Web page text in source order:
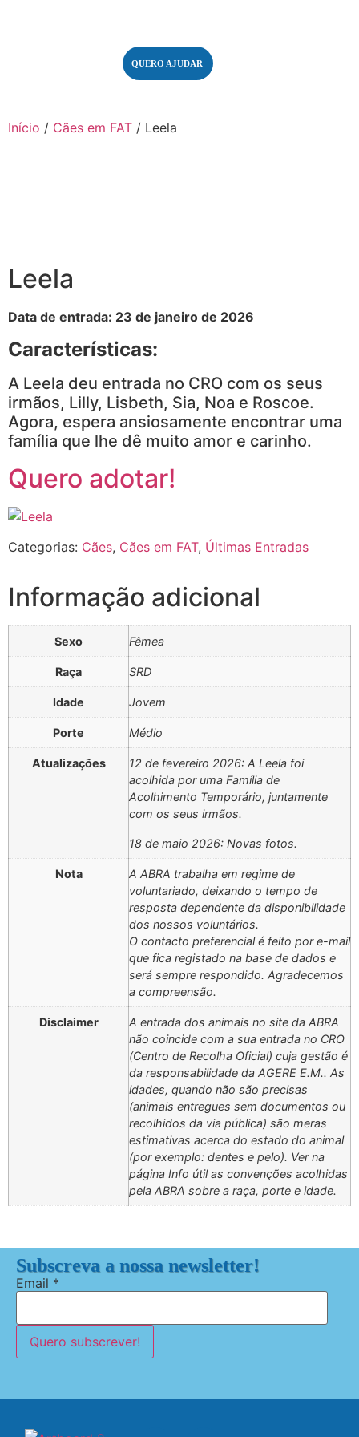
QUERO AJUDAR
Início / Cães em FAT / Leela
Leela
Data de entrada: 23 de janeiro de 2026
Características:
A Leela deu entrada no CRO com os seus
irmãos, Lilly, Lisbeth, Sia, Noa e Roscoe.
Agora, espera ansiosamente encontrar uma
família que lhe dê muito amor e carinho.
Quero adotar!
Categorias: Cães, Cães em FAT, Últimas Entradas
Informação adicional
Sexo Fêmea
Raça SRD
Idade Jovem
Porte Médio
Atualizações
12 de fevereiro 2026: A Leela foi
acolhida por uma Família de
Acolhimento Temporário, juntamente
com os seus irmãos.
18 de maio 2026: Novas fotos.
Nota
A ABRA trabalha em regime de
voluntariado, deixando o tempo de
resposta dependente da disponibilidade
dos nossos voluntários.
O contacto preferencial é feito por e-mail
que fica registado na base de dados e
será sempre respondido. Agradecemos
a compreensão.
Disclaimer
A entrada dos animais no site da ABRA
não coincide com a sua entrada no CRO
(Centro de Recolha Oficial) cuja gestão é
da responsabilidade da AGERE E.M.. As
idades, quando não são precisas
(animais entregues sem documentos ou
recolhidos da via pública) são meras
estimativas acerca do estado do animal
(por exemplo: dentes e pelo). Ver na
página Info útil as convenções acolhidas
pela ABRA sobre a raça, porte e idade.
Subscreva a nossa newsletter!
Email *
Quero subscrever!